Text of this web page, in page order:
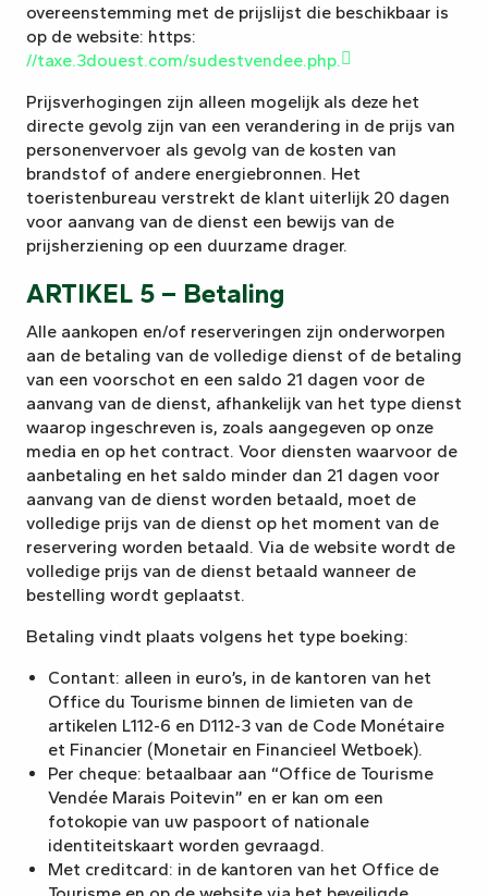
overeenstemming met de prijslijst die beschikbaar is
op de website: https:
//taxe.3douest.com/sudestvendee.php.
Prijsverhogingen zijn alleen mogelijk als deze het
directe gevolg zijn van een verandering in de prijs van
personenvervoer als gevolg van de kosten van
brandstof of andere energiebronnen. Het
toeristenbureau verstrekt de klant uiterlijk 20 dagen
voor aanvang van de dienst een bewijs van de
prijsherziening op een duurzame drager.
ARTIKEL 5 – Betaling
Alle aankopen en/of reserveringen zijn onderworpen
aan de betaling van de volledige dienst of de betaling
van een voorschot en een saldo 21 dagen voor de
aanvang van de dienst, afhankelijk van het type dienst
waarop ingeschreven is, zoals aangegeven op onze
media en op het contract. Voor diensten waarvoor de
aanbetaling en het saldo minder dan 21 dagen voor
aanvang van de dienst worden betaald, moet de
volledige prijs van de dienst op het moment van de
reservering worden betaald. Via de website wordt de
volledige prijs van de dienst betaald wanneer de
bestelling wordt geplaatst.
Betaling vindt plaats volgens het type boeking:
Contant: alleen in euro’s, in de kantoren van het
Office du Tourisme binnen de limieten van de
artikelen L112-6 en D112-3 van de Code Monétaire
et Financier (Monetair en Financieel Wetboek).
Per cheque: betaalbaar aan “Office de Tourisme
Vendée Marais Poitevin” en er kan om een
fotokopie van uw paspoort of nationale
identiteitskaart worden gevraagd.
Met creditcard: in de kantoren van het Office de